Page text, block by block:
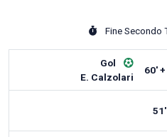
Fine Secondo
Gol
E. Calzolari
60'
51'